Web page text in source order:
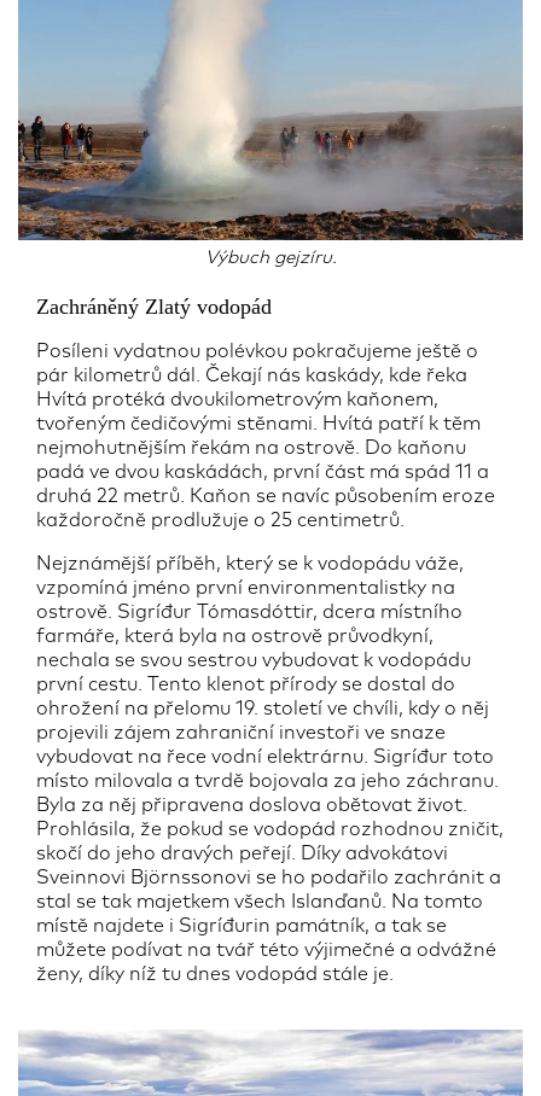
Výbuch gejzíru.
Zachráněný Zlatý vodopád
Posíleni vydatnou polévkou pokračujeme ještě o
pár kilometrů dál. Čekají nás kaskády, kde řeka
Hvítá protéká dvoukilometrovým kaňonem,
tvořeným čedičovými stěnami. Hvítá patří k těm
nejmohutnějším řekám na ostrově. Do kaňonu
padá ve dvou kaskádách, první část má spád 11 a
druhá 22 metrů. Kaňon se navíc působením eroze
každoročně prodlužuje o 25 centimetrů.
Nejznámější příběh, který se k vodopádu váže,
vzpomíná jméno první environmentalistky na
ostrově. Sigríđur Tómasdóttir, dcera místního
farmáře, která byla na ostrově průvodkyní,
nechala se svou sestrou vybudovat k vodopádu
první cestu. Tento klenot přírody se dostal do
ohrožení na přelomu 19. století ve chvíli, kdy o něj
projevili zájem zahraniční investoři ve snaze
vybudovat na řece vodní elektrárnu. Sigríđur toto
místo milovala a tvrdě bojovala za jeho záchranu.
Byla za něj připravena doslova obětovat život.
Prohlásila, že pokud se vodopád rozhodnou zničit,
skočí do jeho dravých peřejí. Díky advokátovi
Sveinnovi Björnssonovi se ho podařilo zachránit a
stal se tak majetkem všech Islanďanů. Na tomto
místě najdete i Sigríđurin památník, a tak se
můžete podívat na tvář této výjimečné a odvážné
ženy, díky níž tu dnes vodopád stále je.